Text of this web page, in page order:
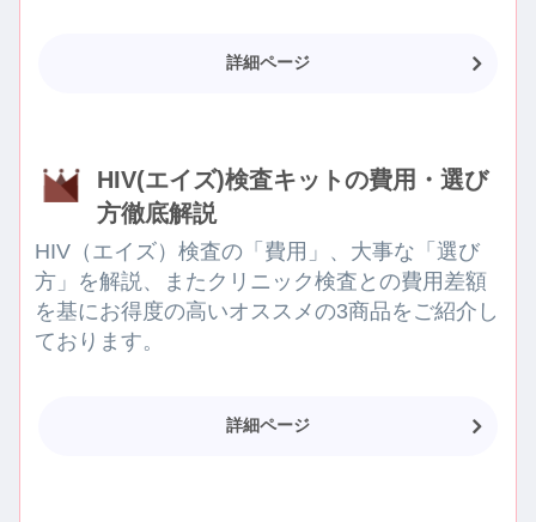
詳細ページ
HIV(エイズ)検査キットの費用・選び
方徹底解説
HIV（エイズ）検査の「費用」、大事な「選び
方」を解説、またクリニック検査との費用差額
を基にお得度の高いオススメの3商品をご紹介し
ております。
詳細ページ